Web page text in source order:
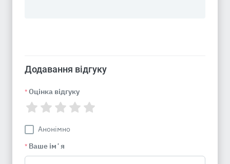
Додавання відгуку
* Оцінка відгуку
Анонімно
* Ваше імʼя